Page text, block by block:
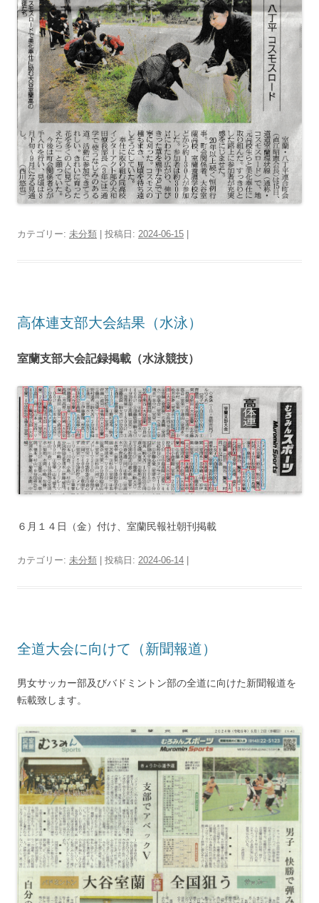
カテゴリー: 未分類 | 投稿日: 2024-06-15 |
高体連支部大会結果（水泳）
室蘭支部大会記録掲載（水泳競技）
６月１４日（金）付け、室蘭民報社朝刊掲載
カテゴリー: 未分類 | 投稿日: 2024-06-14
全道大会に向けて（新聞報道）
男女サッカー部及びバドミントン部の全道に向けた新聞報道を
転載致します。